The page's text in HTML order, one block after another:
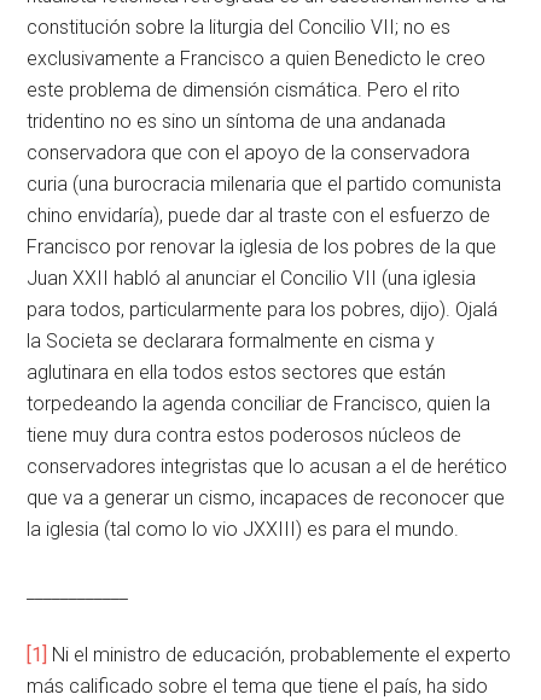
constitución sobre la liturgia del Concilio VII; no es
exclusivamente a Francisco a quien Benedicto le creo
este problema de dimensión cismática. Pero el rito
tridentino no es sino un síntoma de una andanada
conservadora que con el apoyo de la conservadora
curia (una burocracia milenaria que el partido comunista
chino envidaría), puede dar al traste con el esfuerzo de
Francisco por renovar la iglesia de los pobres de la que
Juan XXII habló al anunciar el Concilio VII (una iglesia
para todos, particularmente para los pobres, dijo). Ojalá
la Societa se declarara formalmente en cisma y
aglutinara en ella todos estos sectores que están
torpedeando la agenda conciliar de Francisco, quien la
tiene muy dura contra estos poderosos núcleos de
conservadores integristas que lo acusan a el de herético
que va a generar un cismo, incapaces de reconocer que
la iglesia (tal como lo vio JXXIII) es para el mundo.
[1] Ni el ministro de educación, probablemente el experto
más calificado sobre el tema que tiene el país, ha sido